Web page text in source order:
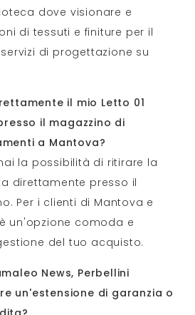
dove visionare e
di tessuti e finiture per il
di progettazione su
il mio Letto 01
il magazzino di
a Mantova?
la possibilità di ritirare la
direttamente presso il
Per i clienti di Mantova e
un'opzione comoda e
del tuo acquisto.
News, Perbellini
un'estensione di garanzia o